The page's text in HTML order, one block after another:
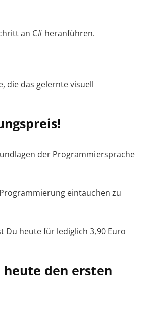
an C# heranführen.
die das gelernte visuell
der Programmiersprache
eintauchen zu
Du heute für lediglich 3,90 Euro
den ersten